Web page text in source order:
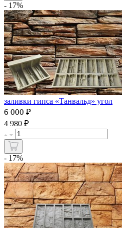
- 17%
заливки гипса «Танвальд» угол
6 000 ₽
4 980 ₽
- 17%